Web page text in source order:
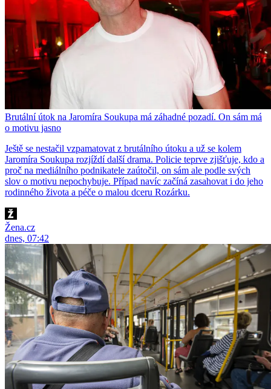
Brutální útok na Jaromíra Soukupa má záhadné pozadí. On sám má
o motivu jasno
Ještě se nestačil vzpamatovat z brutálního útoku a už se kolem
Jaromíra Soukupa rozjíždí další drama. Policie teprve zjišťuje, kdo a
proč na mediálního podnikatele zaútočil, on sám ale podle svých
slov o motivu nepochybuje. Případ navíc začíná zasahovat i do jeho
rodinného života a péče o malou dceru Rozárku.
Žena.cz
dnes, 07:42